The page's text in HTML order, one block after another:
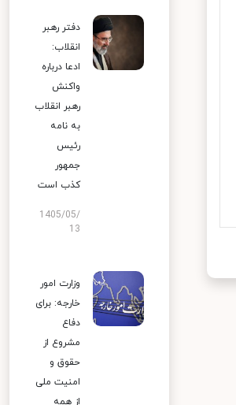
دفتر رهبر
انقلاب:
ادعا درباره
واکنش
رهبر انقلاب
به نامه
رئیس
جمهور
کذب است
1405/05/
13
وزارت امور
خارجه: برای
دفاع
مشروع از
حقوق و
امنیت ملی
از همه